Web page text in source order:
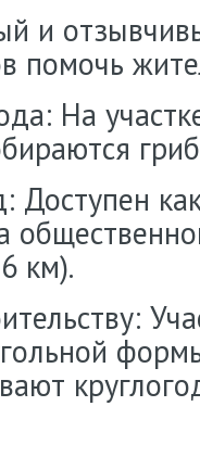
и
помочь
На
Доступен
км).